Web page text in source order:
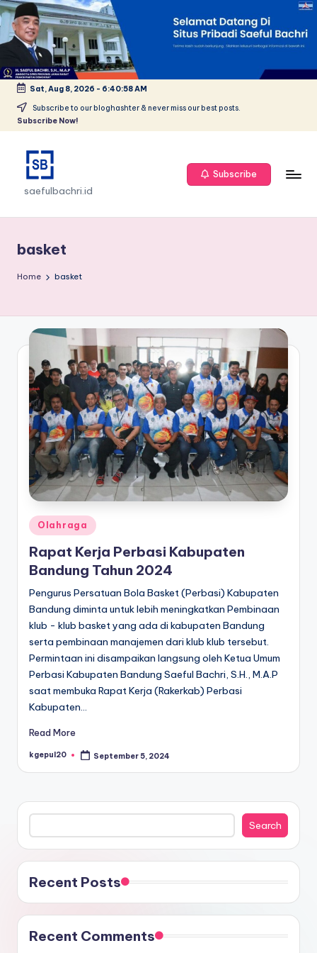
Skip
to
content
Sat, Aug 8, 2026 - 6:40:58 AM
Subscribe to our bloghashter & never miss our best posts.
Subscribe Now!
saefulbachri.id
Subscribe
basket
Home basket
Posted
in
Olahraga
Rapat Kerja Perbasi Kabupaten
Bandung Tahun 2024
Pengurus Persatuan Bola Basket (Perbasi) Kabupaten
Bandung diminta untuk lebih meningkatkan Pembinaan
klub - klub basket yang ada di kabupaten Bandung
serta pembinaan manajemen dari klub klub tersebut.
Permintaan ini disampaikan langsung oleh Ketua Umum
Perbasi Kabupaten Bandung Saeful Bachri, S.H., M.A.P
saat membuka Rapat Kerja (Rakerkab) Perbasi
Kabupaten…
Read More
Posted
kgepul20 September 5, 2024
Search
Search
Recent Posts
Recent Comments